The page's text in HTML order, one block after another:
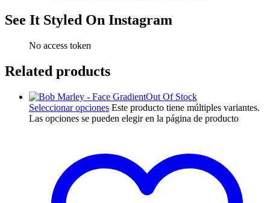
See It Styled On Instagram
No access token
Related products
Out Of Stock
Seleccionar opciones Este producto tiene múltiples variantes.
Las opciones se pueden elegir en la página de producto